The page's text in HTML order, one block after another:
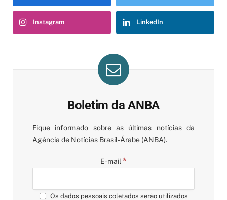
Instagram LinkedIn
Boletim da ANBA
Fique informado sobre as últimas notícias da
Agência de Notícias Brasil-Árabe (ANBA).
E-mail *
Os dados pessoais coletados serão utilizados